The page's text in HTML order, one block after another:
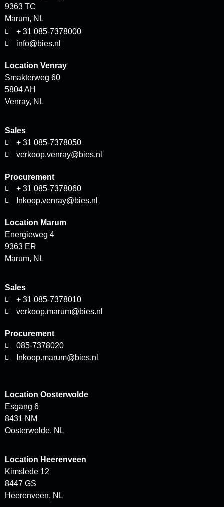
9363 TC
Marum, NL
+ 31 085-7378000
info@bies.nl
Location Venray
Smakterweg 60
5804 AH
Venray, NL
Sales
+ 31 085-7378050
verkoop.venray@bies.nl
Procurement
+ 31 085-7378060
Inkoop.venray@bies.nl
Location Marum
Energieweg 4
9363 ER
Marum, NL
Sales
+ 31 085-7378010
verkoop.marum@bies.nl
Procurement
085-7378020
Inkoop.marum@bies.nl
Location Oosterwolde
Esgang 6
8431 NM
Oosterwolde, NL
Location Heerenveen
Kimslede 12
8447 GS
Heerenveen, NL